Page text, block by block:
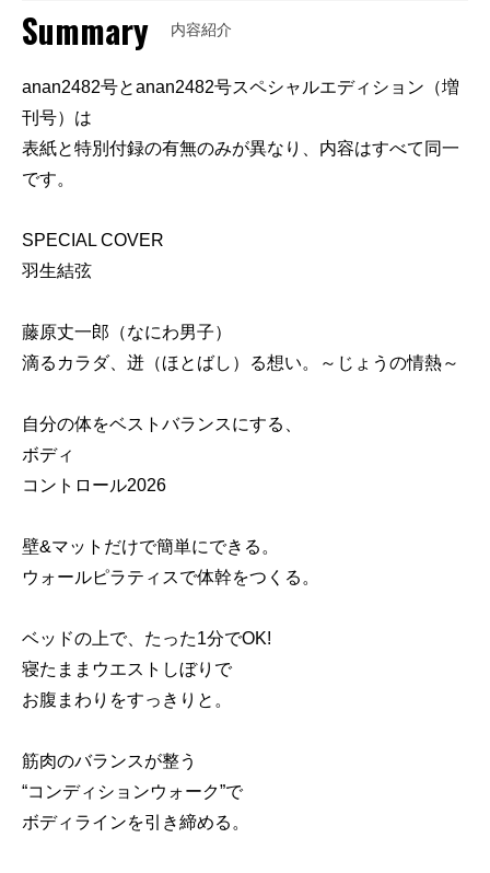
Summary 内容紹介
anan2482号とanan2482号スペシャルエディション（増
刊号）は
表紙と特別付録の有無のみが異なり、内容はすべて同一
です。
SPECIAL COVER
羽生結弦
藤原丈一郎（なにわ男子）
滴るカラダ、迸（ほとばし）る想い。～じょうの情熱～
自分の体をベストバランスにする、
ボディ
コントロール2026
壁&マットだけで簡単にできる。
ウォールピラティスで体幹をつくる。
ベッドの上で、たった1分でOK!
寝たままウエストしぼりで
お腹まわりをすっきりと。
筋肉のバランスが整う
“コンディションウォーク”で
ボディラインを引き締める。